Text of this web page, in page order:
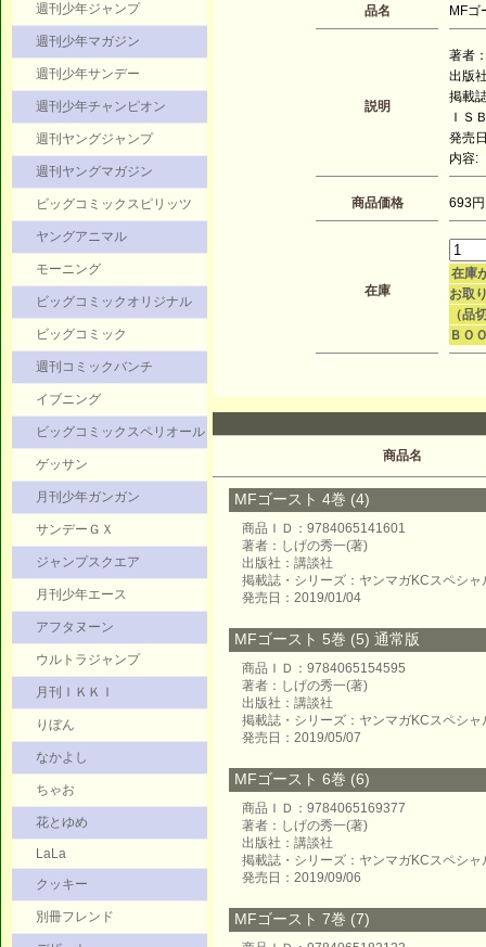
週刊少年ジャンプ
週刊少年マガジン
週刊少年サンデー
週刊少年チャンピオン
週刊ヤングジャンプ
週刊ヤングマガジン
ビッグコミックスピリッツ
ヤングアニマル
モーニング
ビッグコミックオリジナル
ビッグコミック
週刊コミックバンチ
イブニング
ビッグコミックスペリオール
ゲッサン
月刊少年ガンガン
サンデーＧＸ
ジャンプスクエア
月刊少年エース
アフタヌーン
ウルトラジャンプ
月刊ＩＫＫＩ
りぼん
なかよし
ちゃお
花とゆめ
LaLa
クッキー
別冊フレンド
品名 MFゴ
説明
著者
出版
掲載
ＩＳ
発売
内容:
商品価格 693円
在庫
在庫
お取
（品
ＢＯ
商品名
MFゴースト 4巻 (4)
商品ＩＤ：9784065141601
著者：しげの秀一(著)
出版社：講談社
掲載誌・シリーズ：ヤンマガKCスペシャ
発売日：2019/01/04
MFゴースト 5巻 (5) 通常版
商品ＩＤ：9784065154595
著者：しげの秀一(著)
出版社：講談社
掲載誌・シリーズ：ヤンマガKCスペシャ
発売日：2019/05/07
MFゴースト 6巻 (6)
商品ＩＤ：9784065169377
著者：しげの秀一(著)
出版社：講談社
掲載誌・シリーズ：ヤンマガKCスペシャ
発売日：2019/09/06
MFゴースト 7巻 (7)